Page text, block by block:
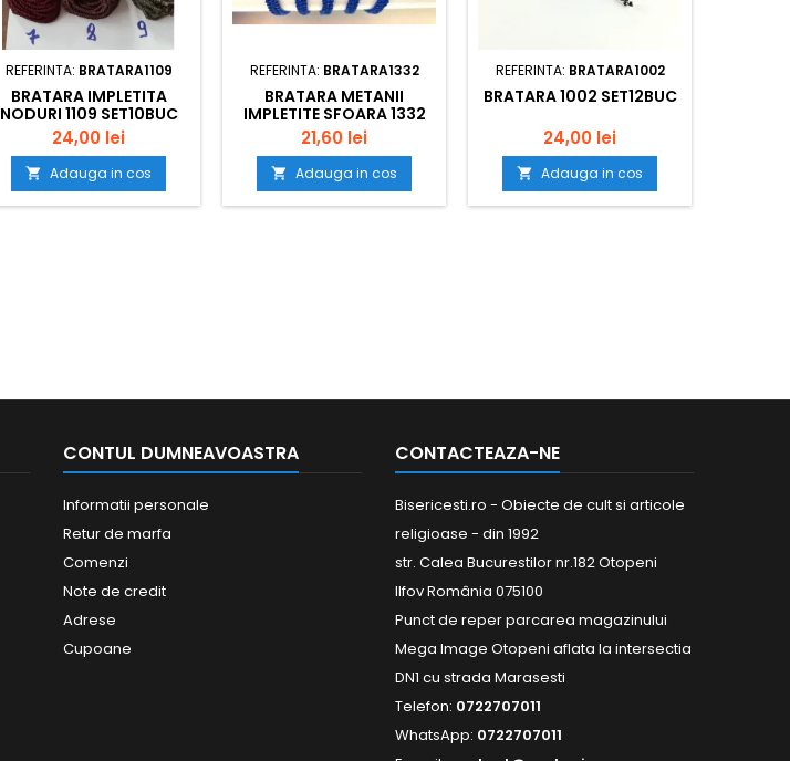
REFERINTA: BRATARA1109
BRATARA IMPLETITA
NODURI 1109 SET10BUC
24,00 lei
 Adauga in cos
REFERINTA: BRATARA1332
BRATARA METANII
IMPLETITE SFOARA 1332
SET12BUC
21,60 lei
 Adauga in cos
REFERINTA: BRATARA1002
BRATARA 1002 SET12BUC
24,00 lei
 Adauga in cos
CONTUL DUMNEAVOASTRA
Informatii personale
Retur de marfa
Comenzi
Note de credit
Adrese
Cupoane
CONTACTEAZA-NE
Bisericesti.ro - Obiecte de cult si articole
religioase - din 1992
str. Calea Bucurestilor nr.182 Otopeni
Ilfov România 075100
Punct de reper parcarea magazinului
Mega Image Otopeni aflata la intersectia
DN1 cu strada Marasesti
Telefon: 0722707011
WhatsApp: 0722707011